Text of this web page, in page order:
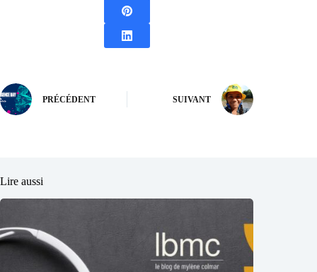
PRÉCÉDENT SUIVANT
Lire aussi